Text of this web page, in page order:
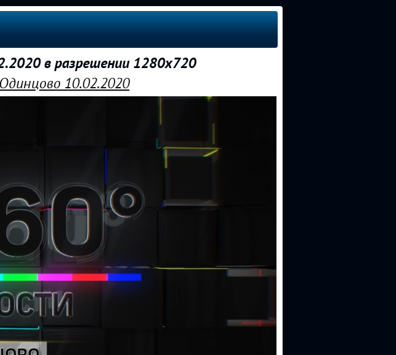
в разрешении 1280x720
10.02.2020